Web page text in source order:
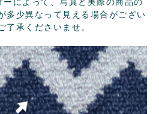
多少異なって見える場合がござい
了承くださいませ。